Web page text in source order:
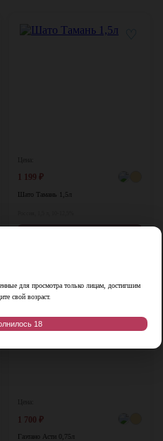
1 199 ₽
Шато Тамань 1,5л
1 700 ₽
Гаэтано Асти 0,75л
для просмотра только лицам, достигшим
свой возраст.
18